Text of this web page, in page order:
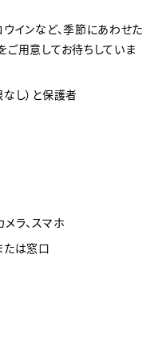
インなど、季節にあわせた
用意してお待ちしていま
し）と保護者
ラ、スマホ
は窓口